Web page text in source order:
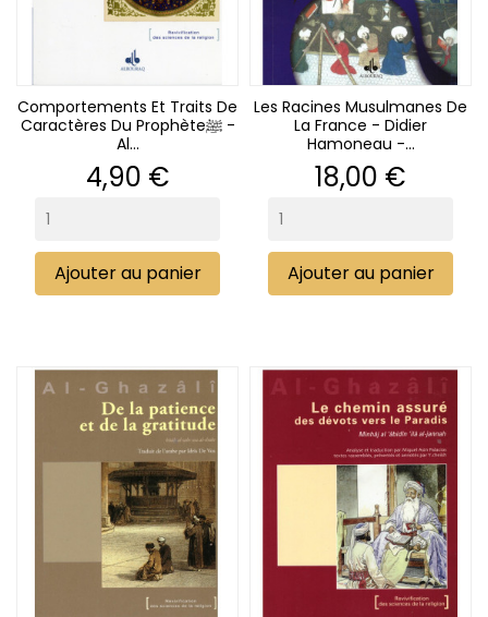
Comportements Et Traits De
Caractères Du Prophèteﷺ -
Al...
Prix
4,90 €
Ajouter au panier
Les Racines Musulmanes De
La France - Didier
Hamoneau -...
Prix
18,00 €
Ajouter au panier